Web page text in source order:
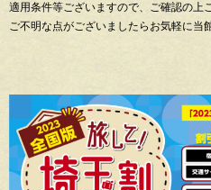
適用条件等ございますので、ご確認の上
ご不明な点がございましたらお気軽に